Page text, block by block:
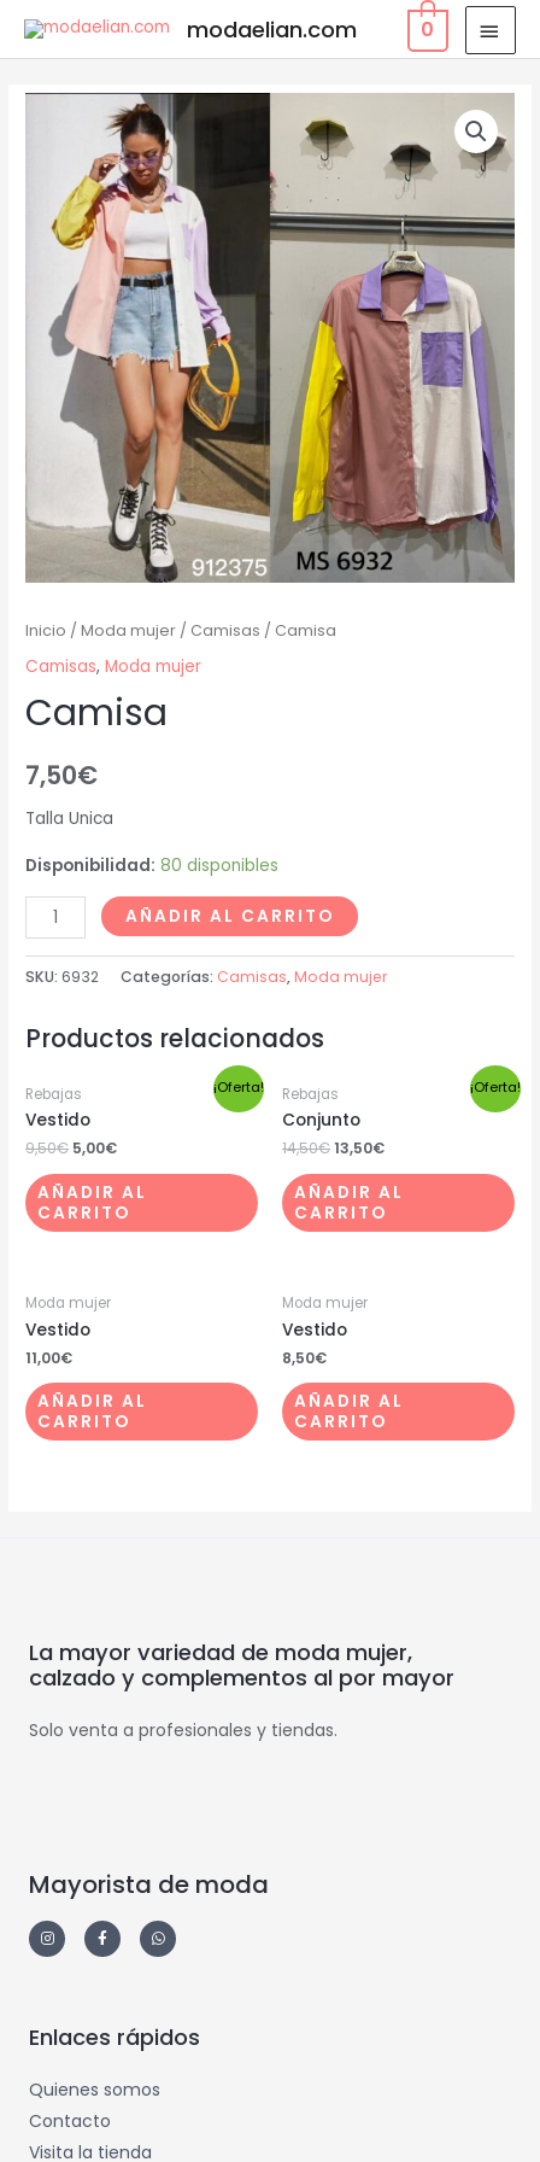
modaelian.com 0
Inicio /Moda mujer / Camisas / Camisa
Camisas,Moda mujer
Camisa
7,50€
Talla Unica
Disponibilidad: 80 disponibles
AÑADIR AL CARRITO
SKU: 6932 Categorías: Camisas, Moda mujer
Productos relacionados
¡Oferta!
Rebajas
Vestido
9,50€ 5,00€
AÑADIR AL
CARRITO
¡Oferta!
Rebajas
Conjunto
14,50€13,50€
AÑADIR AL
CARRITO
Moda mujer
Vestido
11,00€
AÑADIR AL
CARRITO
Moda mujer
Vestido
8,50€
AÑADIR AL
CARRITO
La mayor variedad de moda mujer,
calzado y complementos al por mayor
Solo venta a profesionales y tiendas.
Mayorista de moda
Enlaces rápidos
Quienes somos
Contacto
Visita la tienda